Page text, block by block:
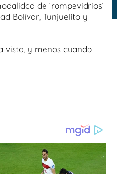
de ‘rompevidrios’
Bolívar, Tunjuelito y
vista, y menos cuando